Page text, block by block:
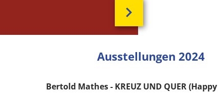
Ausstellungen 2024
Bertold Mathes - KREUZ UND QUER